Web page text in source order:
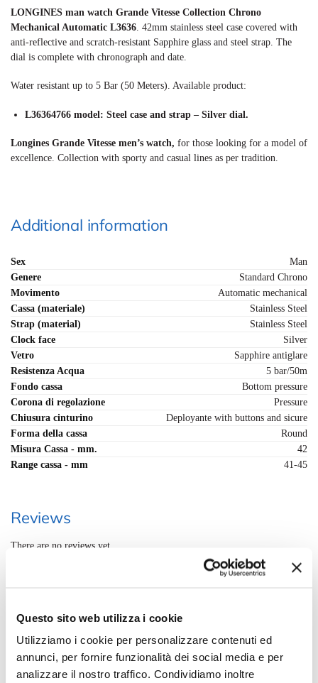
Questo sito web utilizza i cookie
Utilizziamo i cookie per personalizzare contenuti ed
annunci, per fornire funzionalità dei social media e per
analizzare il nostro traffico. Condividiamo inoltre
LONGINES man watch Grande Vitesse Collection Chrono
Mechanical Automatic L3636 . 42mm stainless steel case covered with
anti-reflective and scratch-resistant Sapphire glass and steel strap. The
dial is complete with chronograph and date.
Water resistant up to 5 Bar (50 Meters). Available product:
L36364766 model: Steel case and strap – Silver dial.
Longines Grande Vitesse men’s watch, for those looking for a model of
excellence. Collection with sporty and casual lines as per tradition.
Additional information
Sex
Man
Genere
Standard Chrono
Movimento
Automatic mechanical
Cassa (materiale)
Stainless Steel
Strap (material)
Stainless Steel
Clock face
Silver
Vetro
Sapphire antiglare
Resistenza Acqua
5 bar/50m
Fondo cassa
Bottom pressure
Corona di regolazione
Pressure
Chiusura cinturino
Deployante with buttons and sicure
Forma della cassa
Round
Misura Cassa - mm.
42
Range cassa - mm
41-45
Reviews
There are no reviews yet.
Only logged in customers who have purchased this product may leave a
Spedizione rapida in 24/48h
Reso gratuito entro 14 giorni
Pagamenti sicuri